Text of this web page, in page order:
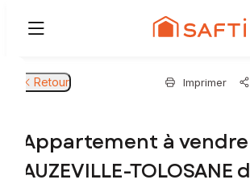
Retour Imprimer
Appartement à vendre
AUZEVILLE-TOLOSANE